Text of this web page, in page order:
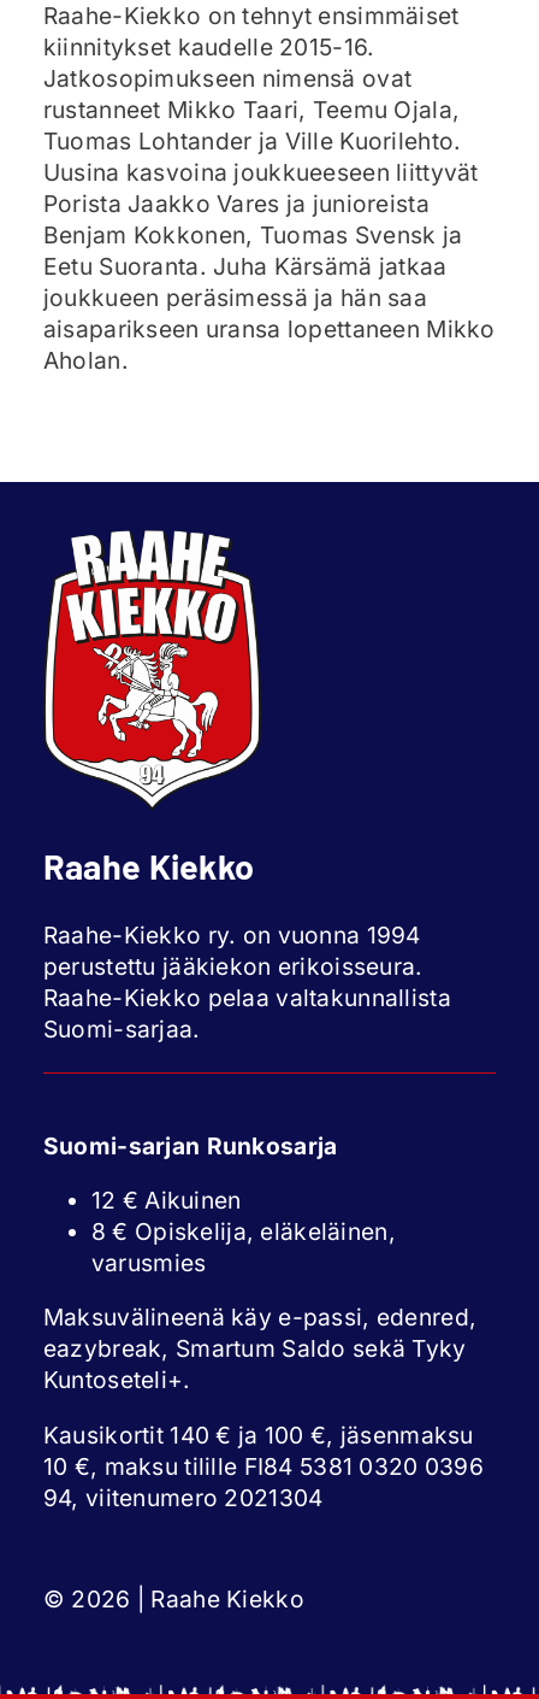
Raahe-Kiekko on tehnyt ensimmäiset
kiinnitykset kaudelle 2015-16.
Jatkosopimukseen nimensä ovat
rustanneet Mikko Taari, Teemu Ojala,
Tuomas Lohtander ja Ville Kuorilehto.
Uusina kasvoina joukkueeseen liittyvät
Porista Jaakko Vares ja junioreista
Benjam Kokkonen, Tuomas Svensk ja
Eetu Suoranta. Juha Kärsämä jatkaa
joukkueen peräsimessä ja hän saa
aisaparikseen uransa lopettaneen Mikko
Aholan.
Raahe Kiekko
Raahe-Kiekko ry. on vuonna 1994
perustettu jääkiekon erikoisseura.
Raahe-Kiekko pelaa valtakunnallista
Suomi-sarjaa.
Suomi-sarjan Runkosarja
12 € Aikuinen
8 € Opiskelija, eläkeläinen,
varusmies
Maksuvälineenä käy e-passi, edenred,
eazybreak, Smartum Saldo sekä Tyky
Kuntoseteli+.
Kausikortit 140 € ja 100 €, jäsenmaksu
10 €, maksu tilille FI84 5381 0320 0396
94, viitenumero 2021304
© 2026 | Raahe Kiekko